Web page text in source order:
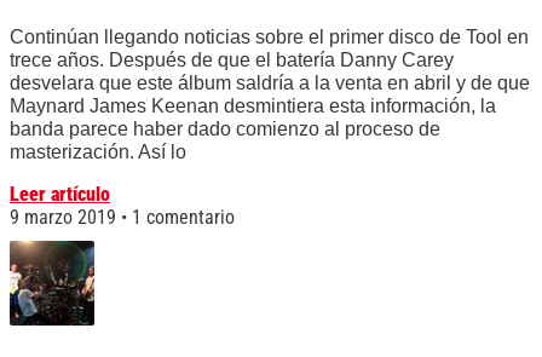
Continúan llegando noticias sobre el primer disco de Tool en
trece años. Después de que el batería Danny Carey
desvelara que este álbum saldría a la venta en abril y de que
Maynard James Keenan desmintiera esta información, la
banda parece haber dado comienzo al proceso de
masterización. Así lo
Leer artículo
9 marzo 2019
1 comentario